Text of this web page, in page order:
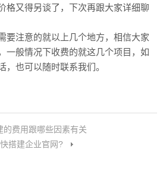
格又得另谈了，下次再跟大家详细聊
注意的就以上几个地方，相信大家
一般情况下收费的就这几个项目，如
，也可以随时联系我们。
的费用跟哪些因素有关
搭建企业官网?